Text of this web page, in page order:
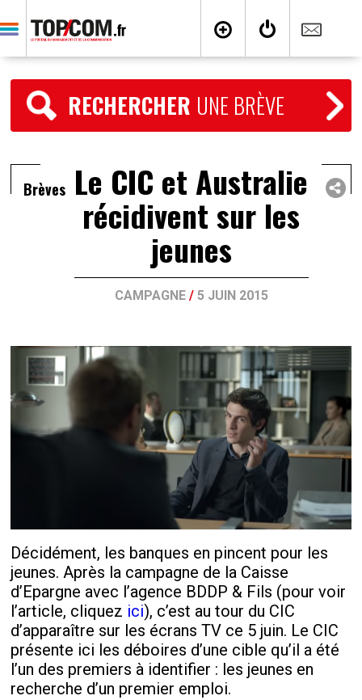
RECHERCHER UNE BRÈVE
Brèves Le CIC et Australie
récidivent sur les
jeunes
CAMPAGNE/ 5 JUIN 2015
Décidément, les banques en pincent pour les
jeunes. Après la campagne de la Caisse
d’Epargne avec l’agence BDDP & Fils (pour voir
l’article, cliquez ici), c’est au tour du CIC
d’apparaître sur les écrans TV ce 5 juin. Le CIC
présente ici les déboires d’une cible qu’il a été
l’un des premiers à identifier : les jeunes en
recherche d’un premier emploi.